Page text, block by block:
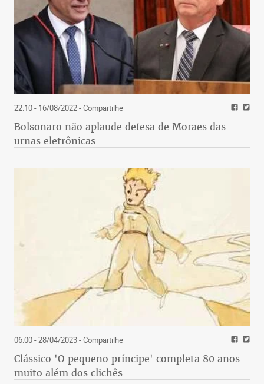
22:10 - 16/08/2022- Compartilhe
Bolsonaro não aplaude defesa de Moraes das
urnas eletrônicas
06:00 - 28/04/2023- Compartilhe
Clássico 'O pequeno príncipe' completa 80 anos
muito além dos clichês